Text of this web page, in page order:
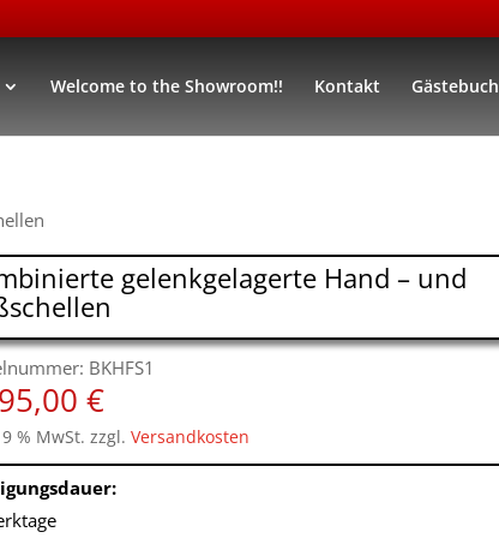
Welcome to the Showroom!! Kontakt Gästebuch
gelenkgelagerte Hand – und
BKHFS1
€
% MwSt. zzgl. Versandkosten